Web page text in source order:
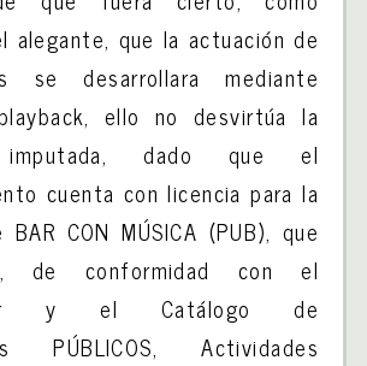
alegante, que la actuación de
se desarrollara mediante
ello no desvirtúa la
imputada, dado que el
cuenta con licencia para la
CON MÚSICA (PUB), que
de conformidad con el
y el Catálogo de
PÚBLICOS, Actividades